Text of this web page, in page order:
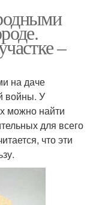
–
на даче
войны. У
можно найти
для всего
что эти